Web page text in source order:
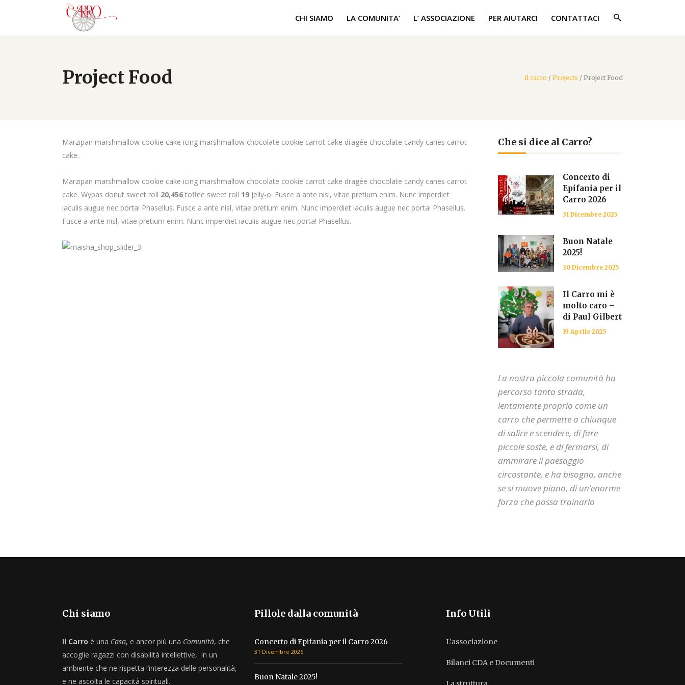
CHI SIAMO LA COMUNITA’ L’ ASSOCIAZIONE PER AIUTARCI CONTATTACI
Project Food Il carro / Projects / Project Food
Marzipan marshmallow cookie cake icing marshmallow chocolate cookie carrot cake dragée chocolate candy canes carrot
cake.
Marzipan marshmallow cookie cake icing marshmallow chocolate cookie carrot cake dragée chocolate candy canes carrot
cake. Wypas donut sweet roll 20,456 toffee sweet roll 19 jelly-o. Fusce a ante nisl, vitae pretium enim. Nunc imperdiet
iaculis augue nec porta! Phasellus. Fusce a ante nisl, vitae pretium enim. Nunc imperdiet iaculis augue nec porta! Phasellus.
Fusce a ante nisl, vitae pretium enim. Nunc imperdiet iaculis augue nec porta! Phasellus.
Che si dice al Carro?
Concerto di
Epifania per il
Carro 2026
31 Dicembre 2025
Buon Natale
2025!
30 Dicembre 2025
Il Carro mi è
molto caro –
di Paul Gilbert
19 Aprile 2025
La nostra piccola comunità ha
percorso tanta strada,
lentamente proprio come un
carro che permette a chiunque
di salire e scendere, di fare
piccole soste, e di fermarsi, di
ammirare il paesaggio
circostante, e ha bisogno, anche
se si muove piano, di un’enorme
forza che possa trainarlo
Chi siamo
Il Carro è una Casa, e ancor più una Comunità, che
accoglie ragazzi con disabilità intellettive, in un
ambiente che ne rispetta l’interezza delle personalità,
e ne ascolta le capacità spirituali.
Pillole dalla comunità
Concerto di Epifania per il Carro 2026
31 Dicembre 2025
Buon Natale 2025!
Info Utili
L’associazione
Bilanci CDA e Documenti